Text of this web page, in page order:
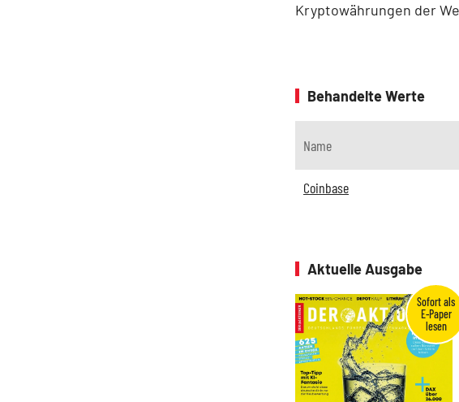
Kryptowährungen der
Behandelte Werte
Name
Coinbase
Aktuelle Ausgabe